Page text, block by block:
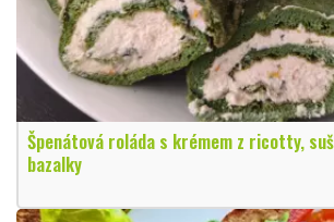
Špenátová roláda s krémem z ricotty,
bazalky